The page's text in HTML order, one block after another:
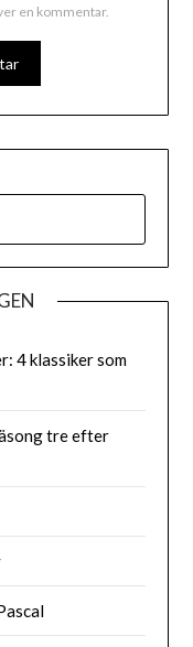
en kommentar.
4 klassiker som
tre efter